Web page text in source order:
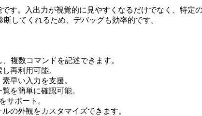
す。入出力が視覚的に見やすくなるだけでなく、特定
してくれるため、デバッグも効率的です。
複数コマンドを記述できます。
再利用可能。
早い入力を支援。
を簡単に確認可能。
サポート。
の外観をカスタマイズできます。